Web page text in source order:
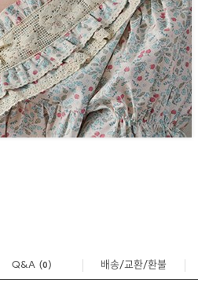
Q&A (0) 배송/교환/환불